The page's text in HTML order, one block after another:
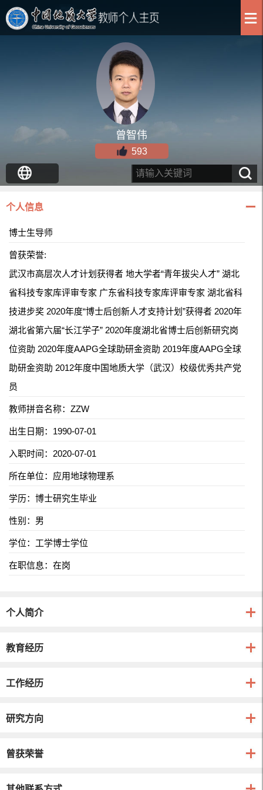
曾智伟
593
个人信息
博士生导师
曾获荣誉:
武汉市高层次人才计划获得者 地大学者“青年拔尖人才” 湖北
省科技专家库评审专家 广东省科技专家库评审专家 湖北省科
技进步奖 2020年度“博士后创新人才支持计划”获得者 2020年
湖北省第六届“长江学子” 2020年度湖北省博士后创新研究岗
位资助 2020年度AAPG全球助研金资助 2019年度AAPG全球
助研金资助 2012年度中国地质大学（武汉）校级优秀共产党
员
教师拼音名称：ZZW
出生日期：1990-07-01
入职时间：2020-07-01
所在单位：应用地球物理系
学历：博士研究生毕业
性别：男
学位：工学博士学位
在职信息：在岗
个人简介
教育经历
工作经历
研究方向
曾获荣誉